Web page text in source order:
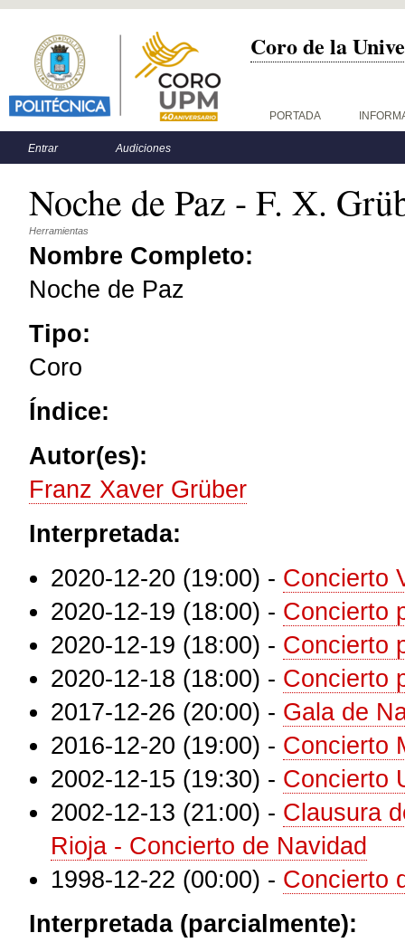
Coro de la
Menú principal PORTADA
Menú secundario
Entrar Audiciones
Noche de Paz - F. X.
Herramientas
Nombre Completo:
Noche de Paz
Tipo:
Coro
Índice:
Autor(es):
Franz Xaver Grüber
Interpretada:
2020-12-20 (19:00) - Concierto
2020-12-19 (18:00) - Concierto
2020-12-19 (18:00) - Concierto
2020-12-18 (18:00) - Concierto
2017-12-26 (20:00) - Gala de
2016-12-20 (19:00) - Concierto
2002-12-15 (19:30) - Concierto
2002-12-13 (21:00) - Clausura
Rioja - Concierto de Navidad
1998-12-22 (00:00) - Concierto
Interpretada (parcialmente):